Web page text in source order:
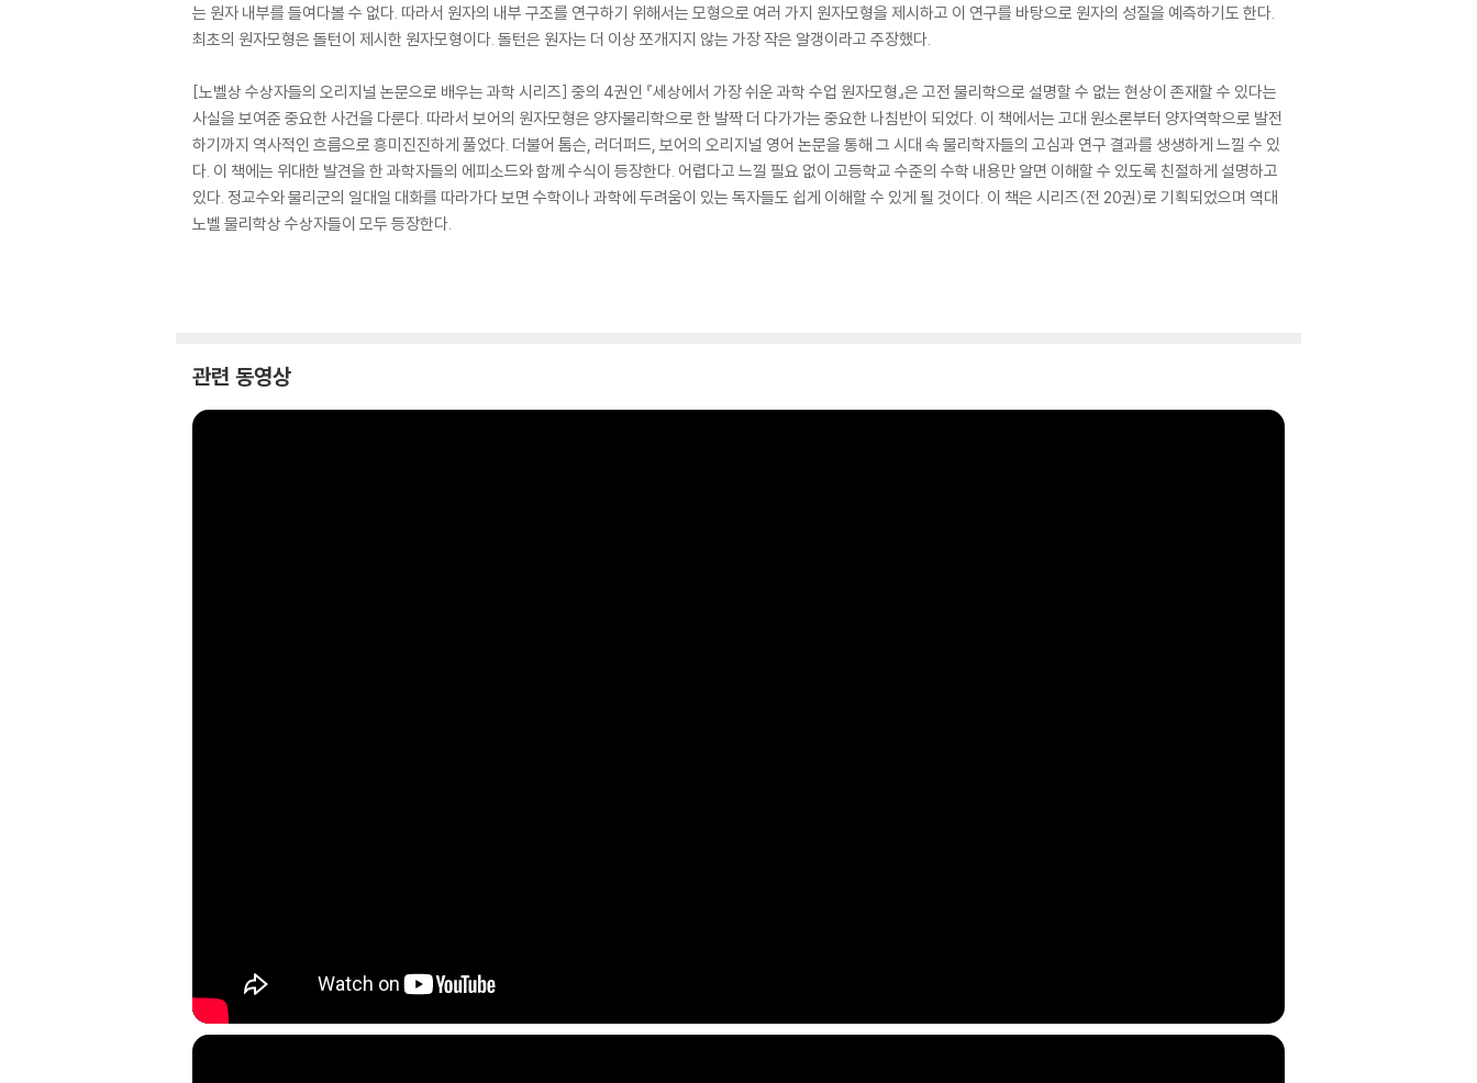
는 원자 내부를 들여다볼 수 없다. 따라서 원자의 내부 구조를 연구하기 위해서는 모형으로 여러 가지 원자모형을 제시하고 이 연구를 바탕으로 원자의 성질을 예측하기도 한다.
최초의 원자모형은 돌턴이 제시한 원자모형이다. 돌턴은 원자는 더 이상 쪼개지지 않는 가장 작은 알갱이라고 주장했다.
[노벨상 수상자들의 오리지널 논문으로 배우는 과학 시리즈] 중의 4권인 『세상에서 가장 쉬운 과학 수업 원자모형』은 고전 물리학으로 설명할 수 없는 현상이 존재할 수 있다는
사실을 보여준 중요한 사건을 다룬다. 따라서 보어의 원자모형은 양자물리학으로 한 발짝 더 다가가는 중요한 나침반이 되었다. 이 책에서는 고대 원소론부터 양자역학으로 발전
하기까지 역사적인 흐름으로 흥미진진하게 풀었다. 더불어 톰슨, 러더퍼드, 보어의 오리지널 영어 논문을 통해 그 시대 속 물리학자들의 고심과 연구 결과를 생생하게 느낄 수 있
다. 이 책에는 위대한 발견을 한 과학자들의 에피소드와 함께 수식이 등장한다. 어렵다고 느낄 필요 없이 고등학교 수준의 수학 내용만 알면 이해할 수 있도록 친절하게 설명하고
있다. 정교수와 물리군의 일대일 대화를 따라가다 보면 수학이나 과학에 두려움이 있는 독자들도 쉽게 이해할 수 있게 될 것이다. 이 책은 시리즈(전 20권)로 기획되었으며 역대
노벨 물리학상 수상자들이 모두 등장한다.
관련 동영상